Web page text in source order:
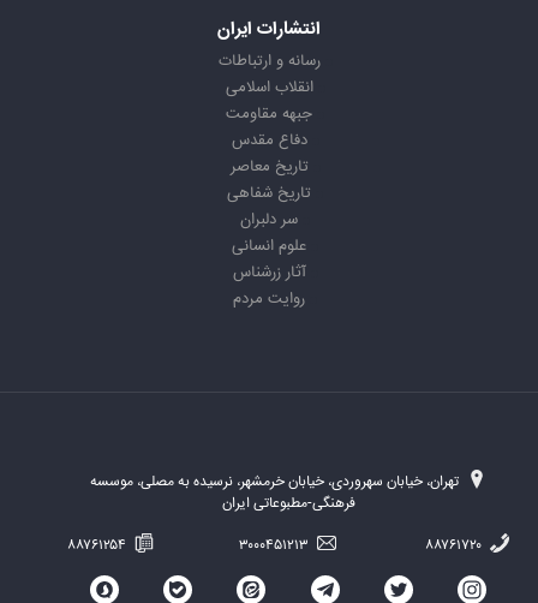
انتشارات ایران
رسانه و ارتباطات
انقلاب اسلامی
جبهه مقاومت
دفاع مقدس
تاریخ معاصر
تاریخ شفاهی
سر دلبران
علوم انسانی
آثار زرشناس
روایت مردم
تهران، خیابان سهروردی، خیابان خرمشهر، نرسیده به مصلی، موسسه
فرهنگی-مطبوعاتی ایران